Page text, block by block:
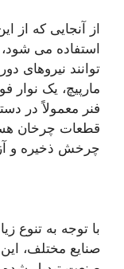
از آنجایی که از
استفاده می
توانند نیروهای
مارپیچ، یک نوار
فنر معمولاً در
قطعات چرخان
چرخش ذخیره و
با توجه به تنوع
صنایع مختلف،